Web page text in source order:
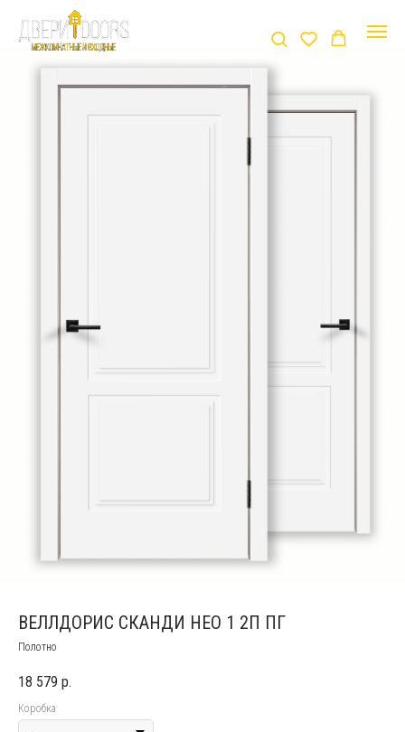
ВЕЛЛДОРИС СКАНДИ НЕО 1 2П ПГ
Полотно
18 579 р.
Коробка